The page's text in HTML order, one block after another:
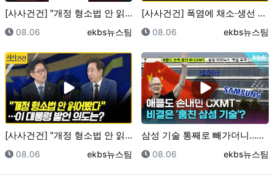
[사사건건] "개정 형소법 안 읽어봤다" 이 대통령 발…
등록일
08.06 등록자
ekbs뉴스팀
[사사건건] 폭염에 채소·생선 급등, '히트플레이션'…
등록일
08.06 등록자
ekbs뉴스팀
[사사건건] "개정 형소법 안 읽어봤다"…이 대통령 발…
등록일
08.06 등록자
ekbs뉴스팀
삼성 기술 통째로 빼가더니…이제 삼전닉스 노리는 중국?…
등록일
08.06 등록자
ekbs뉴스팀